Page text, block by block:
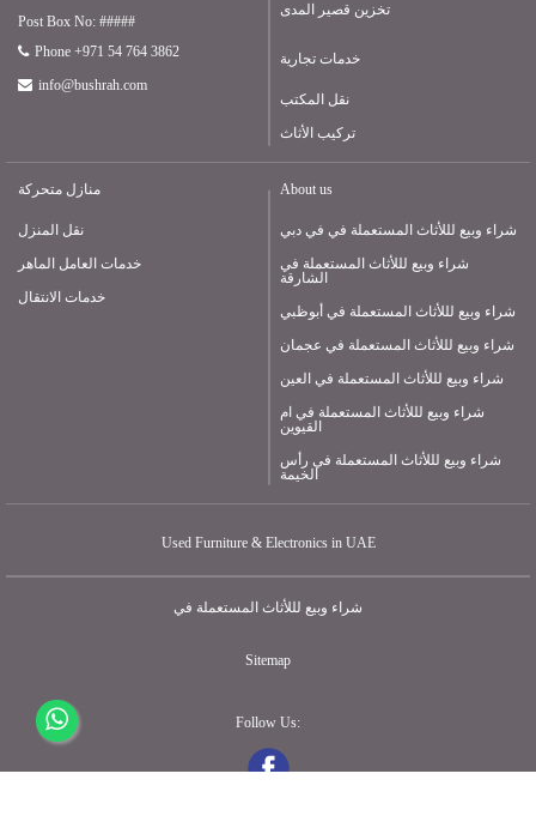
Post Box No: #####
Phone +971 54 764 3862
info@bushrah.com
تخزين قصير المدى
خدمات تجارية
نقل المكتب
تركيب الأثاث
منازل متحركة
نقل المنزل
خدمات العامل الماهر
خدمات الانتقال
About us
شراء وبيع لللأثاث المستعملة في في دبي
شراء وبيع لللأثاث المستعملة في
الشارقة
شراء وبيع لللأثاث المستعملة في أبوظبي
شراء وبيع لللأثاث المستعملة في عجمان
شراء وبيع لللأثاث المستعملة في العين
شراء وبيع لللأثاث المستعملة في ام
القيوين
شراء وبيع لللأثاث المستعملة في رأس
الخيمة
Used Furniture & Electronics in UAE
شراء وبيع لللأثاث المستعملة في
Sitemap
Follow Us: